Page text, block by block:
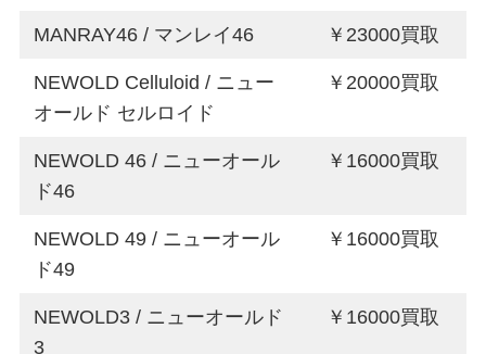
MANRAY46 / マンレイ46 ￥23000買取
NEWOLD Celluloid / ニュー
オールド セルロイド
￥20000買取
NEWOLD 46 / ニューオール
ド46
￥16000買取
NEWOLD 49 / ニューオール
ド49
￥16000買取
NEWOLD3 / ニューオールド
3
￥16000買取